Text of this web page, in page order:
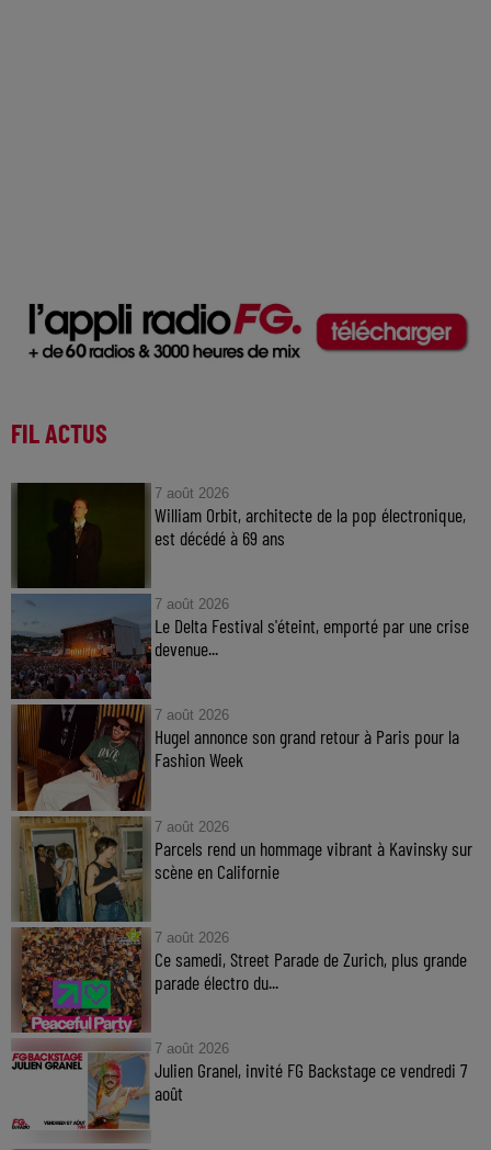
FIL ACTUS
7 août 2026
William Orbit, architecte de la pop électronique,
est décédé à 69 ans
7 août 2026
Le Delta Festival s'éteint, emporté par une crise
devenue...
7 août 2026
Hugel annonce son grand retour à Paris pour la
Fashion Week
7 août 2026
Parcels rend un hommage vibrant à Kavinsky sur
scène en Californie
7 août 2026
Ce samedi, Street Parade de Zurich, plus grande
parade électro du...
7 août 2026
Julien Granel, invité FG Backstage ce vendredi 7
août